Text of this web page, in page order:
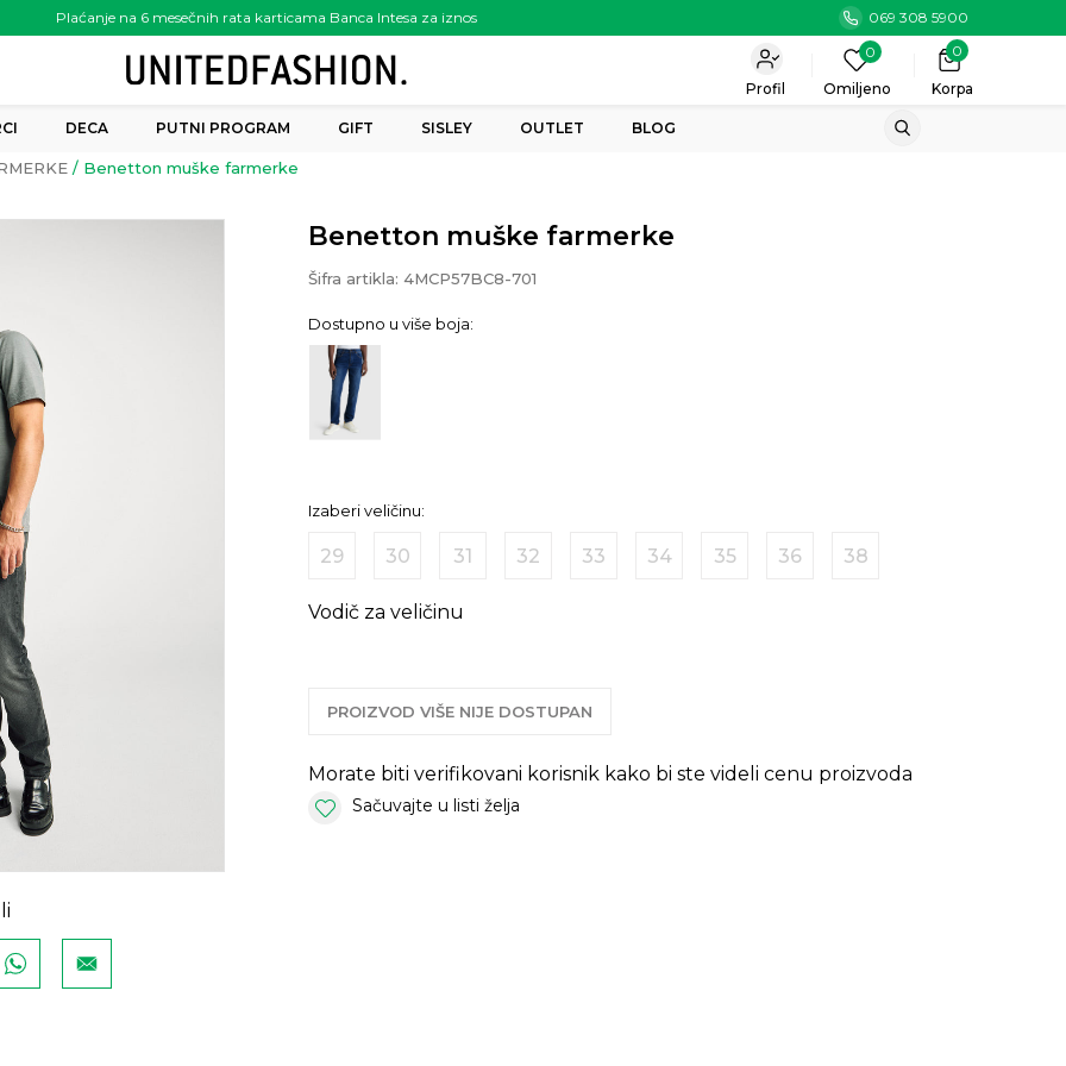
Plaćanje na 6 mesečnih rata karticama Banca Intesa za iznos
preko 6.000.00 rsd
069 308 5900
Korpa
0
0
Omiljeno
Profil
DECA PUTNI PROGRAM GIFT SISLEY OUTLET BLOG
Benetton muške farmerke
Benetton muške farmerke
Šifra artikla: 4MCP57BC8-701
Dostupno u više boja:
Izaberi veličinu:
29 30 31 32 33 34 35 36 38
Vodič za veličinu
PROIZVOD VIŠE NIJE DOSTUPAN
Morate biti verifikovani korisnik kako bi ste videli cenu proizvoda
Sačuvajte u listi želja